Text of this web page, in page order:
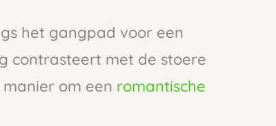
het gangpad voor een
contrasteert met de stoere
om een romantische